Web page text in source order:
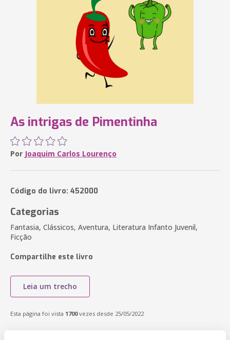
As intrigas de Pimentinha
Por Joaquim Carlos Lourenço
Código do livro: 452000
Categorias
Fantasia, Clássicos, Aventura, Literatura Infanto Juvenil,
Ficção
Compartilhe este livro
Leia um trecho
Esta página foi vista 1700vezes desde 25/05/2022